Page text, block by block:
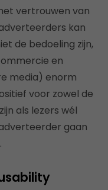
vertrouwen van
kan
de bedoeling zijn,
en
media) enorm
voor zowel de
als lezers wél
gaan